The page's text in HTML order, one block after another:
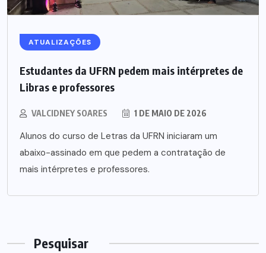
ATUALIZAÇÕES
Estudantes da UFRN pedem mais intérpretes de
Libras e professores
VALCIDNEY SOARES 1 DE MAIO DE 2026
Alunos do curso de Letras da UFRN iniciaram um
abaixo-assinado em que pedem a contratação de
mais intérpretes e professores.
Pesquisar